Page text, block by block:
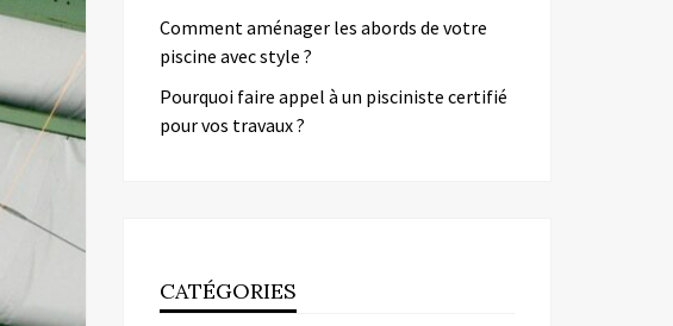
Comment aménager les abords de votre
piscine avec style ?
Pourquoi faire appel à un pisciniste certifié
pour vos travaux ?
CATÉGORIES